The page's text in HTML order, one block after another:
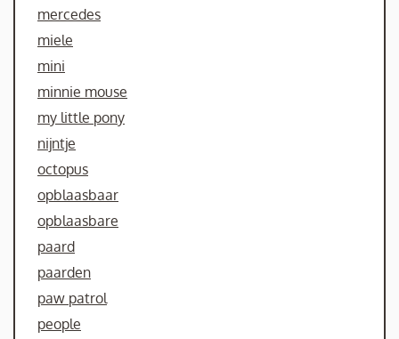
mercedes
miele
mini
minnie mouse
my little pony
nijntje
octopus
opblaasbaar
opblaasbare
paard
paarden
paw patrol
people